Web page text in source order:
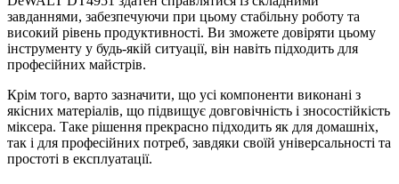
завданнями, забезпечуючи при цьому стабільну роботу та
високий рівень продуктивності. Ви зможете довіряти цьому
інструменту у будь-якій ситуації, він навіть підходить для
професійних майстрів.
Крім того, варто зазначити, що усі компоненти виконані з
якісних матеріалів, що підвищує довговічність і зносостійкість
міксера. Таке рішення прекрасно підходить як для домашніх,
так і для професійних потреб, завдяки своїй універсальності та
простоті в експлуатації.